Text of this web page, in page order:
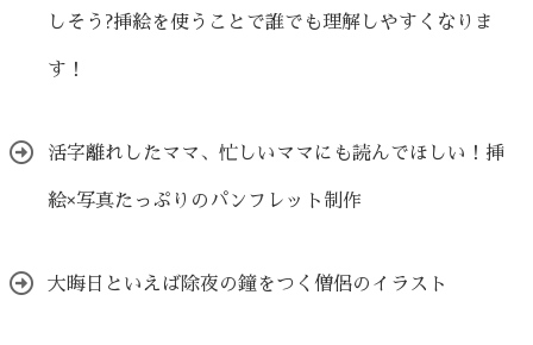
しそう?挿絵を使うことで誰でも理解しやすくなりま
す！
活字離れしたママ、忙しいママにも読んでほしい！挿
絵×写真たっぷりのパンフレット制作
大晦日といえば除夜の鐘をつく僧侶のイラスト